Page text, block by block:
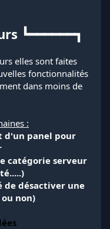
┗━━━━━━┓
elles sont faites
fonctionnalités
dans moins de
:
d'un panel pour
catégorie serveur
de désactiver une
non)